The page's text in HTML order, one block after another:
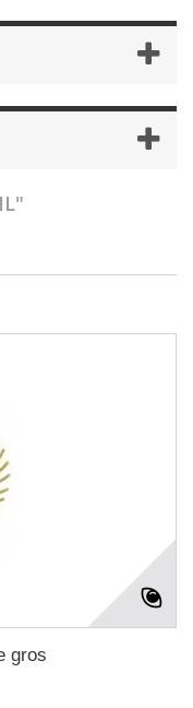
gros